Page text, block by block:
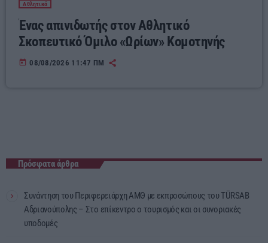
Αθλητικά
Ένας απινιδωτής στον Αθλητικό
Σκοπευτικό Όμιλο «Ωρίων» Κομοτηνής
today 08/08/2026 11:47 ΠΜ
Πρόσφατα άρθρα
Συνάντηση του Περιφερειάρχη ΑΜΘ με εκπροσώπους του TÜRSAB
Αδριανούπολης – Στο επίκεντρο ο τουρισμός και οι συνοριακές
υποδομές